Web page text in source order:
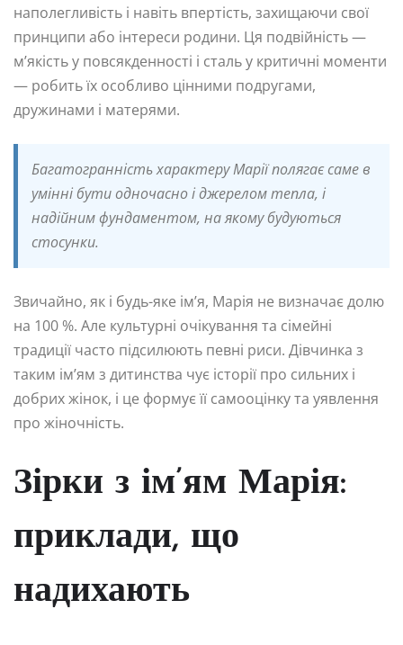
наполегливість і навіть впертість, захищаючи свої
принципи або інтереси родини. Ця подвійність —
м’якість у повсякденності і сталь у критичні моменти
— робить їх особливо цінними подругами,
дружинами і матерями.
Багатогранність характеру Марії полягає саме в
умінні бути одночасно і джерелом тепла, і
надійним фундаментом, на якому будуються
стосунки.
Звичайно, як і будь-яке ім’я, Марія не визначає долю
на 100 %. Але культурні очікування та сімейні
традиції часто підсилюють певні риси. Дівчинка з
таким ім’ям з дитинства чує історії про сильних і
добрих жінок, і це формує її самооцінку та уявлення
про жіночність.
Зірки з ім’ям Марія:
приклади, що
надихають